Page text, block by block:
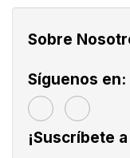
Sobre
Síguenos en:
¡Suscríbete